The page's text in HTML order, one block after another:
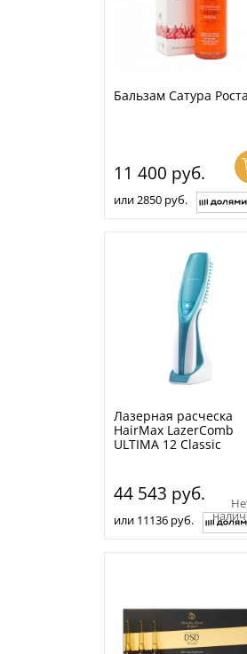
Бальзам Сатура Роста
11 400 руб.
или 2850 руб.
Лазерная расческа
HairMax LazerComb
ULTIMA 12 Classic
44 543 руб.
или 11136 руб.